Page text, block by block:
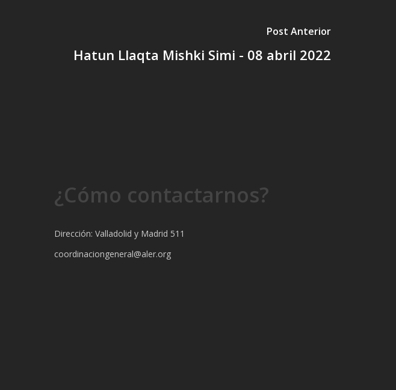
Post Anterior
Hatun Llaqta Mishki Simi - 08 abril 2022
¿Cómo contactarnos?
Dirección: Valladolid y Madrid 511
coordinaciongeneral@aler.org